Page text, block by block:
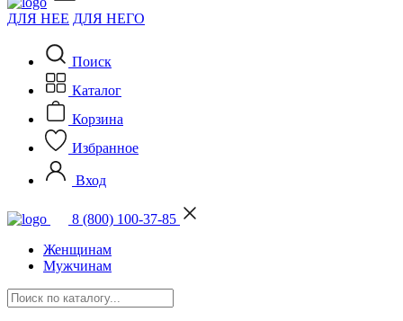
ДЛЯ НЕЕ ДЛЯ НЕГО
Поиск
Каталог
Корзина
Избранное
Вход
8 (800) 100-37-85
Женщинам
Мужчинам